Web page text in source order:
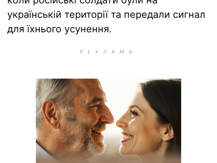
українській території та передали сигнал
для їхнього усунення.